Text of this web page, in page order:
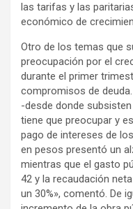
las tarifas y las
económico de
Otro de los temas que
preocupación por el
durante el primer
compromisos de
-desde donde
tiene que preocupar y
pago de intereses de
en pesos presentó un
mientras que el gasto
42 y la recaudación
un 30%», comentó. De